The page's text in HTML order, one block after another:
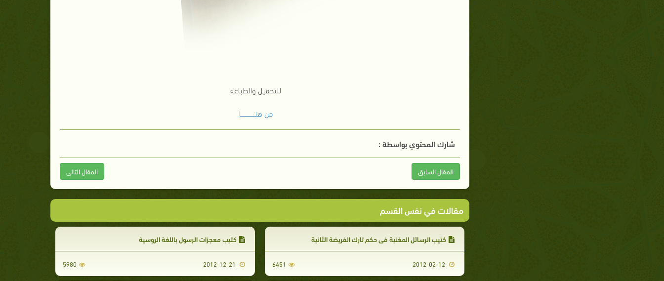
للتحميل والطباعه
من هنــــــــــــــا
شارك المحتوي بواسطة :
المقال السابق المقال التالى
مقالات في نفس القسم
كتيب الرسائل المغنية في حكم تارك الفريضة الثانية
6451
كتيب معجزات الرسول باللغة الروسية
5980